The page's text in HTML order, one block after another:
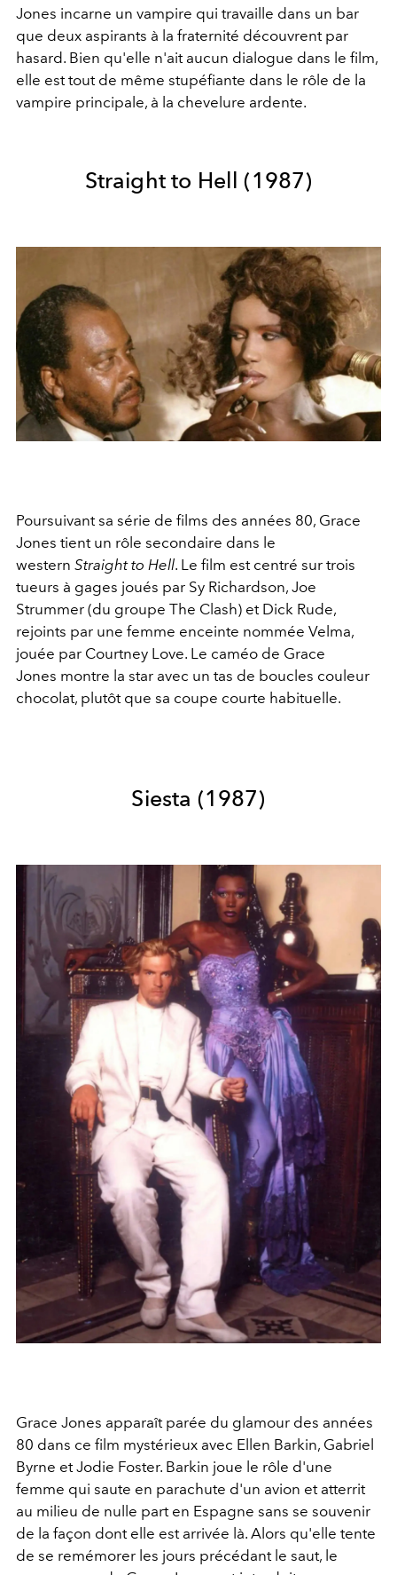
Jones incarne un vampire qui travaille dans un bar
que deux aspirants à la fraternité découvrent par
hasard. Bien qu'elle n'ait aucun dialogue dans le film,
elle est tout de même stupéfiante dans le rôle de la
vampire principale, à la chevelure ardente.
Straight to Hell (1987)
Poursuivant sa série de films des années 80, Grace
Jones tient un rôle secondaire dans le
western Straight to Hell. Le film est centré sur trois
tueurs à gages joués par Sy Richardson, Joe
Strummer (du groupe The Clash) et Dick Rude,
rejoints par une femme enceinte nommée Velma,
jouée par Courtney Love. Le caméo de Grace
Jones montre la star avec un tas de boucles couleur
chocolat, plutôt que sa coupe courte habituelle.
Siesta (1987)
Grace Jones apparaît parée du glamour des années
80 dans ce film mystérieux avec Ellen Barkin, Gabriel
Byrne et Jodie Foster. Barkin joue le rôle d'une
femme qui saute en parachute d'un avion et atterrit
au milieu de nulle part en Espagne sans se souvenir
de la façon dont elle est arrivée là. Alors qu'elle tente
de se remémorer les jours précédant le saut, le